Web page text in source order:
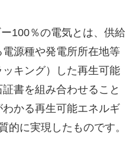
100％の電気とは、供給
源種や発電所所在地等
キング）した再生可能
書を組み合わせること
かる再生可能エネルギ
的に実現したものです。